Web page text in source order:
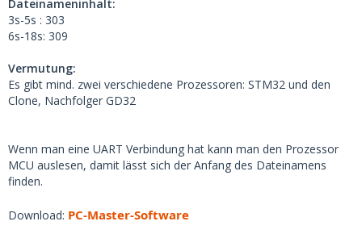
Dateinameninhalt:
3s-5s : 303
6s-18s: 309
Vermutung:
Es gibt mind. zwei verschiedene Prozessoren: STM32 und den
Clone, Nachfolger GD32
Wenn man eine UART Verbindung hat kann man den Prozessor
MCU auslesen, damit lässt sich der Anfang des Dateinamens
finden.
Download: PC-Master-Software